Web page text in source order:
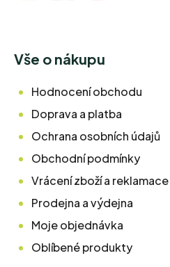
Vše o nákupu
Hodnocení obchodu
Doprava a platba
Ochrana osobních údajů
Obchodní podmínky
Vrácení zboží a reklamace
Prodejna a výdejna
Moje objednávka
Oblíbené produkty